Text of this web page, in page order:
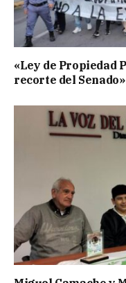
«Ley de Propiedad
recorte del Senado»